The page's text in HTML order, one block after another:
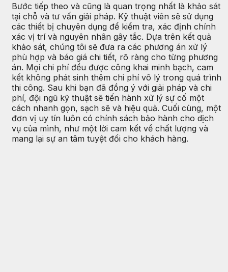
Bước tiếp theo và cũng là quan trọng nhất là khảo sát
tại chỗ và tư vấn giải pháp. Kỹ thuật viên sẽ sử dụng
các thiết bị chuyên dụng để kiểm tra, xác định chính
xác vị trí và nguyên nhân gây tắc. Dựa trên kết quả
khảo sát, chúng tôi sẽ đưa ra các phương án xử lý
phù hợp và báo giá chi tiết, rõ ràng cho từng phương
án. Mọi chi phí đều được công khai minh bạch, cam
kết không phát sinh thêm chi phí vô lý trong quá trình
thi công. Sau khi bạn đã đồng ý với giải pháp và chi
phí, đội ngũ kỹ thuật sẽ tiến hành xử lý sự cố một
cách nhanh gọn, sạch sẽ và hiệu quả. Cuối cùng, một
đơn vị uy tín luôn có chính sách bảo hành cho dịch
vụ của mình, như một lời cam kết về chất lượng và
mang lại sự an tâm tuyệt đối cho khách hàng.